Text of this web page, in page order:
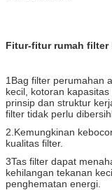
Fitur-fitur rumah filter
1Bag filter perumahan
kecil, kotoran kapasitas
prinsip dan struktur
filter tidak perlu
2. Kemungkinan
kualitas filter.
3Tas filter dapat
kehilangan tekanan
penghematan energi.